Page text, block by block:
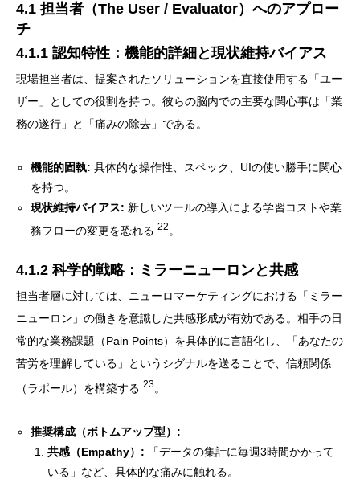
4.1 担当者（The User / Evaluator）へのアプロー
チ
4.1.1 認知特性：機能的詳細と現状維持バイアス
現場担当者は、提案されたソリューションを直接使用する「ユー
ザー」としての役割を持つ。彼らの脳内での主要な関心事は「業
務の遂行」と「痛みの除去」である。
機能的固執: 具体的な操作性、スペック、UIの使い勝手に関心
を持つ。
現状維持バイアス: 新しいツールの導入による学習コストや業
務フローの変更を恐れる22 。
4.1.2 科学的戦略：ミラーニューロンと共感
担当者層に対しては、ニューロマーケティングにおける「ミラー
ニューロン」の働きを意識した共感形成が有効である。相手の日
常的な業務課題（Pain Points）を具体的に言語化し、「あなたの
苦労を理解している」というシグナルを送ることで、信頼関係
（ラポール）を構築する 23。
推奨構成（ボトムアップ型）:
共感（Empathy）: 「データの集計に毎週3時間かかって
いる」など、具体的な痛みに触れる。